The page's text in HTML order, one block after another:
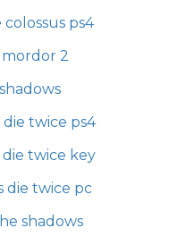
ps4
2
die twice ps4
die twice key
die twice pc
shadows